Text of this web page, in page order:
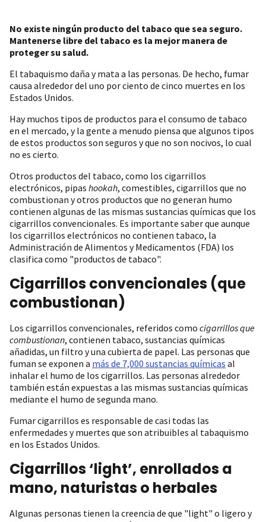
No existe ningún producto del tabaco que sea seguro.
Mantenerse libre del tabaco es la mejor manera de
proteger su salud.
El tabaquismo daña y mata a las personas. De hecho, fumar
causa alrededor del uno por ciento de cinco muertes en los
Estados Unidos.
Hay muchos tipos de productos para el consumo de tabaco
en el mercado, y la gente a menudo piensa que algunos tipos
de estos productos son seguros y que no son nocivos, lo cual
no es cierto.
Otros productos del tabaco, como los cigarrillos
electrónicos, pipas hookah, comestibles, cigarrillos que no
combustionan y otros productos que no generan humo
contienen algunas de las mismas sustancias químicas que los
cigarrillos convencionales. Es importante saber que aunque
los cigarrillos electrónicos no contienen tabaco, la
Administración de Alimentos y Medicamentos (FDA) los
clasifica como "productos de tabaco".
Cigarrillos convencionales (que
combustionan)
Los cigarrillos convencionales, referidos como cigarrillos que
combustionan, contienen tabaco, sustancias químicas
añadidas, un filtro y una cubierta de papel. Las personas que
fuman se exponen a más de 7,000 sustancias químicas al
inhalar el humo de los cigarrillos. Las personas alrededor
también están expuestas a las mismas sustancias químicas
mediante el humo de segunda mano.
Fumar cigarrillos es responsable de casi todas las
enfermedades y muertes que son atribuibles al tabaquismo
en los Estados Unidos.
Cigarrillos ‘light’, enrollados a
mano, naturistas o herbales
Algunas personas tienen la creencia de que "light" o ligero y